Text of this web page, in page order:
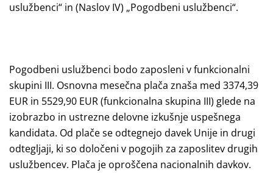
uslužbenci“ in (Naslov IV) „Pogodbeni uslužbenci“.
Pogodbeni uslužbenci bodo zaposleni v funkcionalni
skupini III. Osnovna mesečna plača znaša med 3374,39
EUR in 5529,90 EUR (funkcionalna skupina III) glede na
izobrazbo in ustrezne delovne izkušnje uspešnega
kandidata. Od plače se odtegnejo davek Unije in drugi
odtegljaji, ki so določeni v pogojih za zaposlitev drugih
uslužbencev. Plača je oproščena nacionalnih davkov.